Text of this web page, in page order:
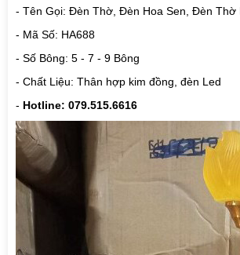
- Tên Gọi: Đèn Thờ, Đèn Hoa Sen, Đèn Thờ
- Mã Số: HA688
- Số Bông: 5 - 7 - 9 Bông
- Chất Liệu: Thân hợp kim đồng, đèn Led
- Hotline: 079.515.6616